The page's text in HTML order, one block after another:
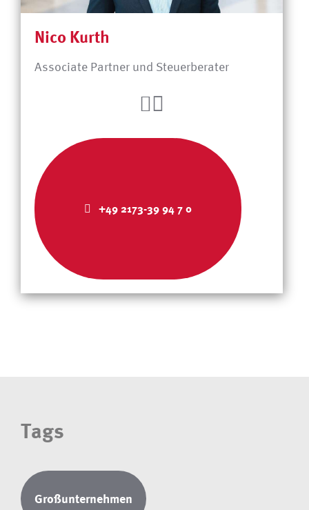
Nico Kurth
Associate Partner und Steuerberater
+49 2173-39 94 7 0
Tags
Großunternehmen